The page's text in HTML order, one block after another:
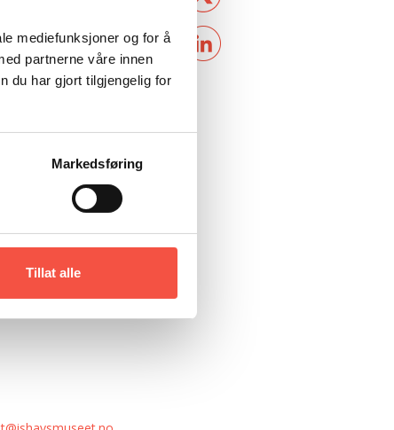
mediefunksjoner og for å
partnerne våre innen
du har gjort tilgjengelig for
Markedsføring
Tillat alle